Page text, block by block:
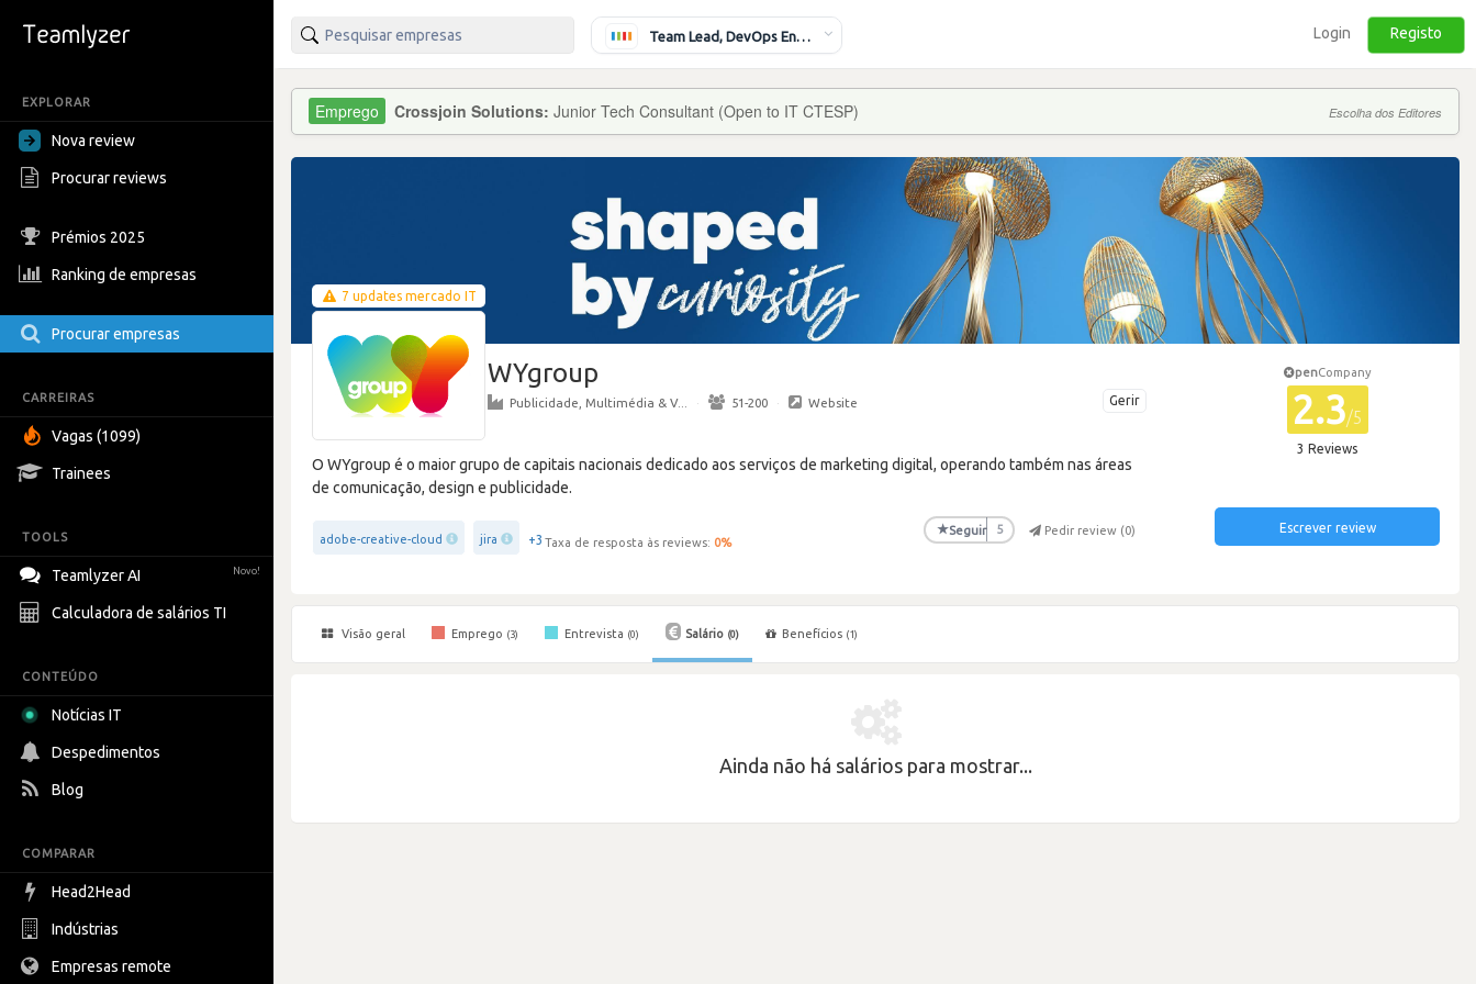
EXPLORAR
Nova review
Procurar reviews
Prémios 2025
Ranking de empresas
Procurar empresas
CARREIRAS
Vagas (1099)
Trainees
TOOLS
Teamlyzer AI Novo!
Calculadora de salários TI
CONTEÚDO
Notícias IT
Despedimentos
Blog
COMPARAR
Head2Head
Indústrias
Empresas remote
Team Lead, DevOps Engineer Login Registo
Crossjoin Solutions: Junior Tech Consultant (Open to IT CTESP) Escolha dos Editores
7 updates mercado IT
WYgroup
Gerir
Publicidade, Multimédia & V... · 51-200 · Website
O WYgroup é o maior grupo de capitais nacionais dedicado aos serviços de marketing digital, operando também nas áreas
de comunicação, design e publicidade.
adobe-creative-cloud jira +3 Taxa de resposta às reviews: 0%
★Seguir 5 Pedir review (0)
penCompany
2.3/5
3 Reviews
Escrever review
Visão geral Emprego (3) Entrevista (0) Salário (0) Benefícios (1)
Ainda não há salários para mostrar...